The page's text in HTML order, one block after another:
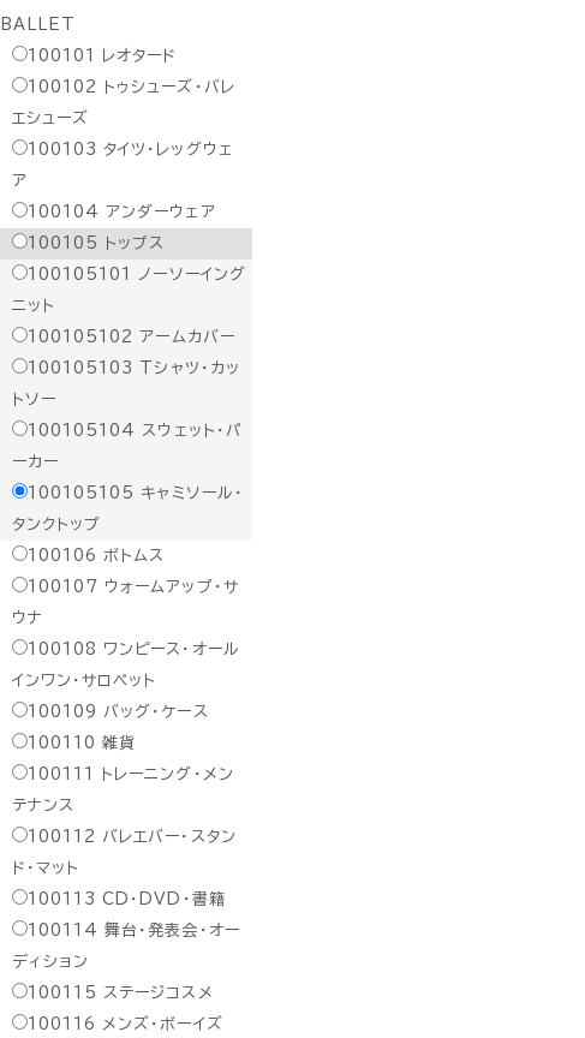
BALLET
100101
レオタード
100102
トゥシューズ・バレ
エシューズ
100103 タイツ・レッグウェ
ア
100104 アンダーウェア
100105
トップス
100105101
ノーソーイング
ニット
100105102 アームカバー
100105103
Tシャツ・カッ
トソー
100105104
スウェット・パ
ーカー
100105105
キャミソール・
タンクトップ
100106
ボトムス
100107
ウォームアップ・サ
ウナ
100108
ワンピース・オール
インワン・サロペット
100109
バッグ・ケース
100110 雑貨
100111
トレーニング・メン
テナンス
100112
バレエバー・スタン
ド・マット
100113 CD・DVD・書籍
100114 舞台・発表会・オー
ディション
100115
ステージコスメ
100116
メンズ・ボーイズ